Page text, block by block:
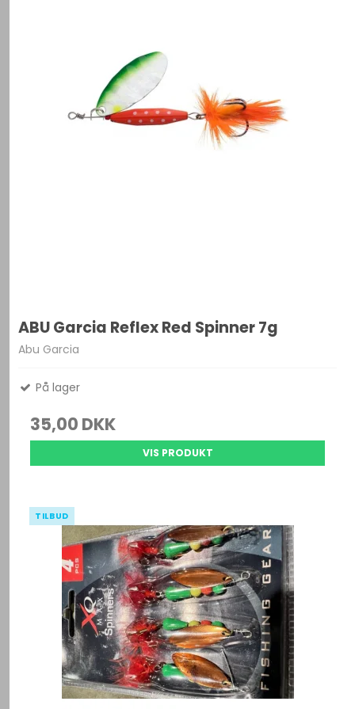
ABU Garcia Reflex Red Spinner 7g
Abu Garcia
På lager
35,00 DKK
VIS PRODUKT
TILBUD